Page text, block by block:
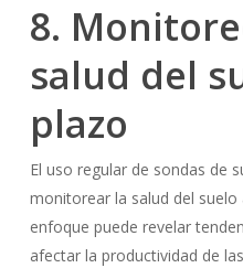
8.
salud del
plazo
El uso regular de sondas de
monitorear la salud del
enfoque puede revelar
afectar la productividad de